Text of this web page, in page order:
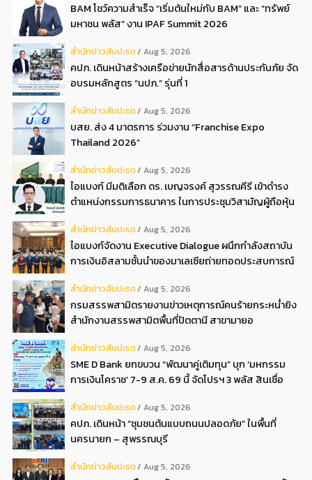
BAM โชว์ความสำเร็จ “เริ่มต้นใหม่กับ BAM” และ “ทรัพย์
มหาชน พลัส” งาน IPAF Summit 2026
สํานักข่าวสับปะรด Aug 5, 2026
คปภ. เดินหน้าสร้างเครือข่ายนักสื่อสารด้านประกันภัย จัด
อบรมหลักสูตร “นปภ.” รุ่นที่ 1
สํานักข่าวสับปะรด Aug 5, 2026
บสย. ส่ง 4 มาตรการ ร่วมงาน “Franchise Expo
Thailand 2026”
สํานักข่าวสับปะรด Aug 5, 2026
ไอแบงก์ มีมติเลือก ดร. เบญจรงค์ สุวรรณคีรี เข้าดำรง
ตำแหน่งกรรมการธนาคาร ในการประชุมวิสามัญผู้ถือหุ้น
สํานักข่าวสับปะรด Aug 5, 2026
ไอแบงก์จัดงาน Executive Dialogue ผนึกกำลังสถาบัน
การเงินอิสลามชั้นนำของมาเลเซียถ่ายทอดประสบการณ์
อิสลามแห่งอนาคต
สํานักข่าวสับปะรด Aug 5, 2026
กรมสรรพสามิตรายงานข่าวเหตุการณ์คนร้ายกระหน่ำยิง
สำนักงานสรรพสามิตพื้นที่ปัตตานี สาขามายอ
สํานักข่าวสับปะรด Aug 5, 2026
SME D Bank ยกขบวน “พัฒนาคู่เติมทุน” บุก ‘มหกรรม
การเงินโคราช’ 7-9 ส.ค. 69 นี้ จัดโปรฯ 3 พลัส สินเชื่อ
สํานักข่าวสับปะรด Aug 5, 2026
คปภ. เดินหน้า “ชุมชนต้นแบบถนนปลอดภัย” ในพื้นที่
นครนายก – สุพรรณบุรี
สํานักข่าวสับปะรด Aug 5, 2026